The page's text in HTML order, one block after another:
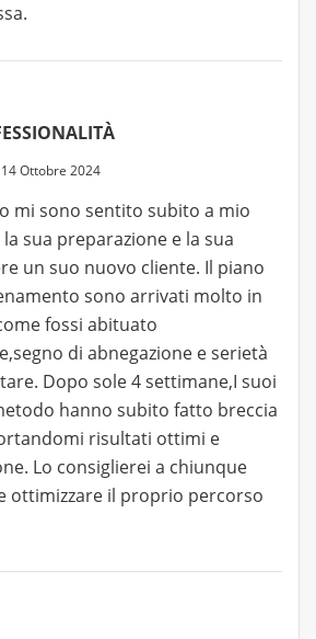
14 Ottobre 2024
mi sono sentito subito a mio
sua preparazione e la sua
un suo nuovo cliente. Il piano
sono arrivati molto in
fossi abituato
di abnegazione e serietà
Dopo sole 4 settimane,I suoi
hanno subito fatto breccia
risultati ottimi e
Lo consiglierei a chiunque
ottimizzare il proprio percorso